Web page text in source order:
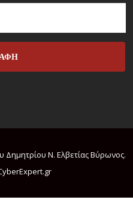
Δημητρίου Ν. Ελβετίας Βύρωνος.